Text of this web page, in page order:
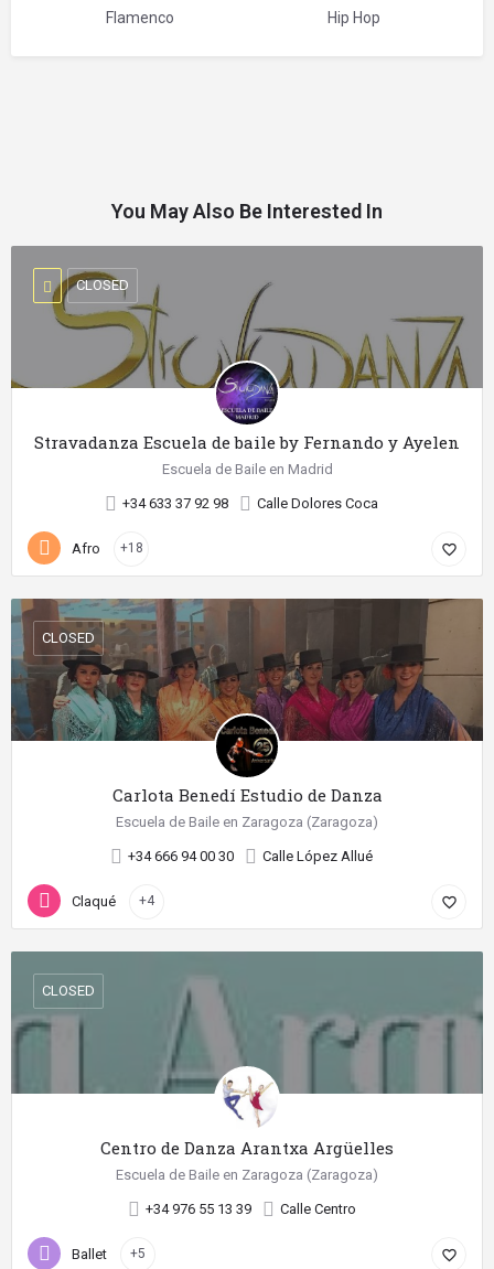
Flamenco Hip Hop
You May Also Be Interested In
Stravadanza Escuela de baile by Fernando y Ayelen
Escuela de Baile en Madrid
+34 633 37 92 98 Calle Dolores Coca
CLOSED
Afro +18 favorite_border
Carlota Benedí Estudio de Danza
Escuela de Baile en Zaragoza (Zaragoza)
+34 666 94 00 30 Calle López Allué
CLOSED
Claqué +4 favorite_border
Centro de Danza Arantxa Argüelles
Escuela de Baile en Zaragoza (Zaragoza)
+34 976 55 13 39 Calle Centro
CLOSED
Ballet +5 favorite_border